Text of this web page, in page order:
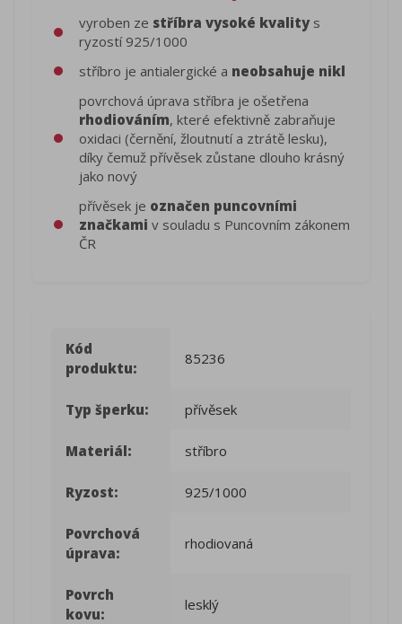
vyroben ze stříbra vysoké kvalitys
ryzostí 925/1000
stříbro je antialergické a neobsahuje nikl
povrchová úprava stříbra je ošetřena
rhodiováním, které efektivně zabraňuje
oxidaci (černění, žloutnutí a ztrátě lesku),
díky čemuž přívěsek zůstane dlouho krásný
jako nový
přívěsek je označen puncovními
značkami v souladu s Puncovním zákonem
ČR
Kód
produktu:
85236
Typ šperku: přívěsek
Materiál: stříbro
Ryzost: 925/1000
Povrchová
úprava:
rhodiovaná
Povrch
kovu:
lesklý